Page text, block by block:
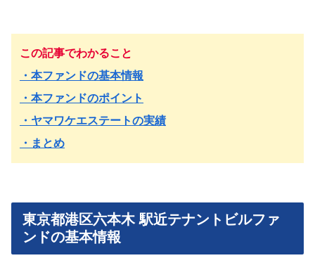
この記事でわかること
・本ファンドの基本情報
・本ファンドのポイント
・ヤマワケエステートの実績
・まとめ
東京都港区六本木 駅近テナントビルファ
ンドの基本情報